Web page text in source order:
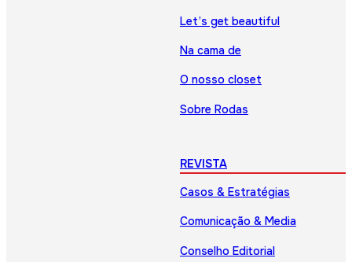
Let’s get beautiful
Na cama de
O nosso closet
Sobre Rodas
REVISTA
Casos & Estratégias
Comunicação & Media
Conselho Editorial